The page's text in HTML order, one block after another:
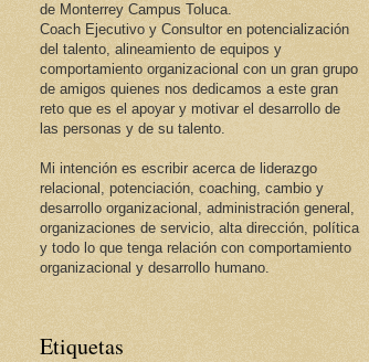
de Monterrey Campus Toluca.
Coach Ejecutivo y Consultor en potencialización
del talento, alineamiento de equipos y
comportamiento organizacional con un gran grupo
de amigos quienes nos dedicamos a este gran
reto que es el apoyar y motivar el desarrollo de
las personas y de su talento.
Mi intención es escribir acerca de liderazgo
relacional, potenciación, coaching, cambio y
desarrollo organizacional, administración general,
organizaciones de servicio, alta dirección, política
y todo lo que tenga relación con comportamiento
organizacional y desarrollo humano.
Etiquetas